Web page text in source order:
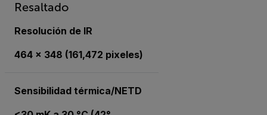
Resaltado
Resolución de IR
464 × 348 (161,472 pixeles)
Sensibilidad térmica/NETD